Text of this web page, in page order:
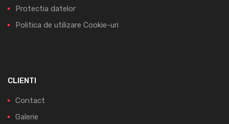
Protectia datelor
Politica de utilizare Cookie-uri
CLIENTI
Contact
Galerie